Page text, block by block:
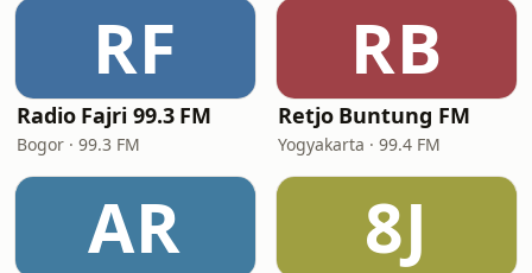
RF
Radio Fajri 99.3 FM
Bogor · 99.3 FM
RB
Retjo Buntung FM
Yogyakarta · 99.4 FM
AR 8J